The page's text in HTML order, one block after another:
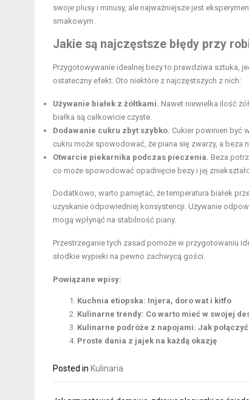
swoje plusy i minusy, ale najważniejsze jest
smakowym.
Jakie są najczęstsze błędy przy
Przygotowywanie idealnej bezy to prawdziwa sztuka,
ostateczny efekt. Oto niektóre z najczęstszych z nich:
Używanie białek z żółtkami. Nawet niewielka ilość
białka są całkowicie czyste.
Dodawanie cukru zbyt szybko. Cukier powinien być
cukru może spowodować, że piana się zwarzy, a beza
Otwarcie piekarnika podczas pieczenia. Beza
co może spowodować opadnięcie bezy i jej
Dodatkowo, warto pamiętać, że temperatura białek
uzyskanie odpowiedniej konsystencji. Używanie
mogą wpłynąć na stabilność piany.
Przestrzeganie tych zasad pomoże w przygotowaniu
słodkie wypieki na pewno zachwycą gości.
Powiązane wpisy:
Kuchnia etiopska: Injera, doro wat i kitfo
Kulinarne trendy: Co warto mieć w swojej
Kulinarne podróże z napojami: Jak
Proste dania z jajek na każdą okazję
Posted in Kulinaria